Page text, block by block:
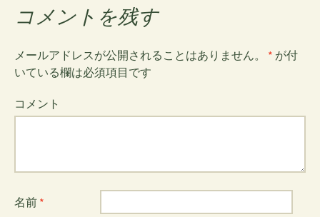
ナ
ビ
ゲ
シ
コメントを残す
メールアドレスが公開されることはありません。 * が付
いている欄は必須項目です
コメント
名前 *